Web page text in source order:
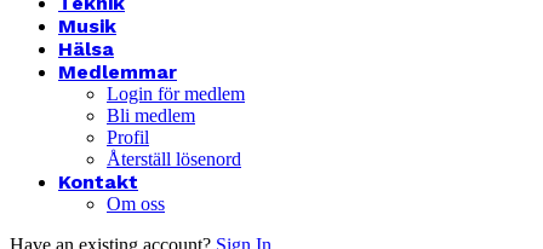
Musik
Hälsa
Medlemmar
Login för medlem
Bli medlem
Profil
Återställ lösenord
Kontakt
Om oss
Have an existing account? Sign In